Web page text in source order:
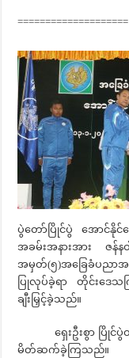
====================
ပွဲတော်ပြိုင်ပွဲ အောင်နိုင်
အခမ်းအနားအား ဇန်
အမှတ်(၅)အခြေခံပညာအ
ပြုလုပ်ခဲ့ရာ တိုင်းဒေသ
ချီးမြှင့်ခဲ့သည်။
ရှေးဦးစွာ ပြိုင်ပွဲဝ
မိတ်ဆက်ခဲ့ကြသည်။